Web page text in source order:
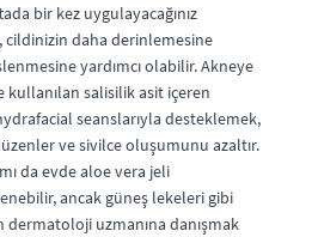
bir kez uygulayacağınız
daha derinlemesine
yardımcı olabilir. Akneye
salisilik asit içeren
seanslarıyla desteklemek,
ve sivilce oluşumunu azaltır.
da evde aloe vera jeli
ancak güneş lekeleri gibi
uzmanına danışmak